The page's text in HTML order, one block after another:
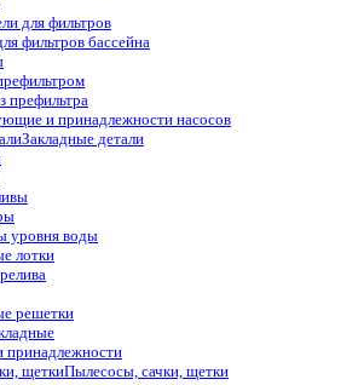
для фильтров
фильтров бассейна
префильтра
и принадлежности насосов
Закладные детали
уровня воды
лотки
решетки
принадлежности
Пылесосы, сачки, щетки